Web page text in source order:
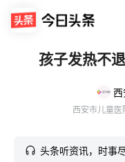
孩子发热不
西安市儿童医
头条听资讯，时事